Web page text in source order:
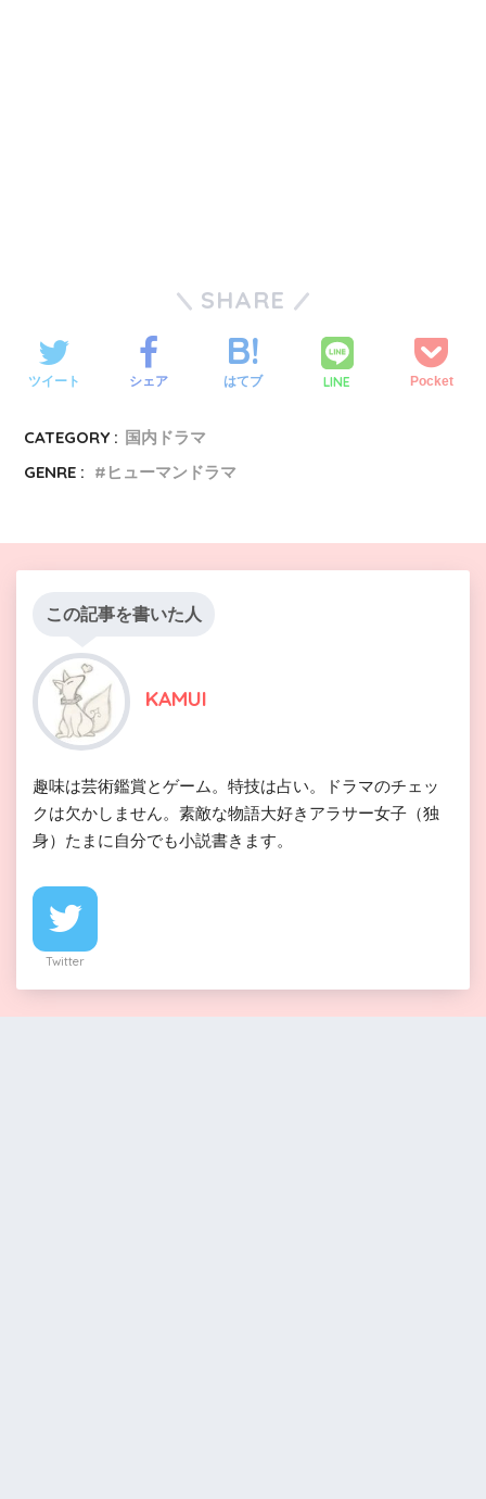
SHARE
ツイート シェア はてブ LINE Pocket
CATEGORY : 国内ドラマ
GENRE :
ヒューマンドラマ
この記事を書いた人
KAMUI
趣味は芸術鑑賞とゲーム。特技は占い。ドラマのチェッ
クは欠かしません。素敵な物語大好きアラサー女子（独
身）たまに自分でも小説書きます。
Twitter